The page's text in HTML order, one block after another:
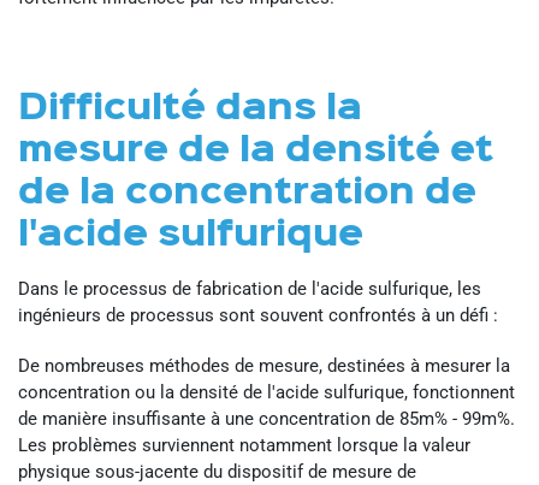
Difficulté dans la
mesure de la densité et
de la concentration de
l'acide sulfurique
Dans le processus de fabrication de l'acide sulfurique, les
ingénieurs de processus sont souvent confrontés à un défi :
De nombreuses méthodes de mesure, destinées à mesurer la
concentration ou la densité de l'acide sulfurique, fonctionnent
de manière insuffisante à une concentration de 85m% - 99m%.
Les problèmes surviennent notamment lorsque la valeur
physique sous-jacente du dispositif de mesure de